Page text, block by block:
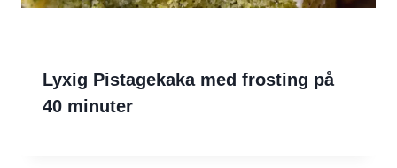
Lyxig Pistagekaka med frosting på
40 minuter